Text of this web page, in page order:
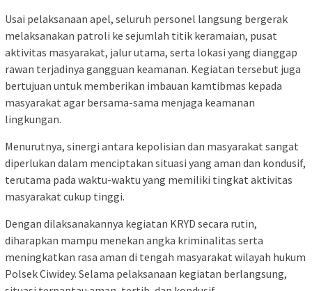
Usai pelaksanaan apel, seluruh personel langsung bergerak
melaksanakan patroli ke sejumlah titik keramaian, pusat
aktivitas masyarakat, jalur utama, serta lokasi yang dianggap
rawan terjadinya gangguan keamanan. Kegiatan tersebut juga
bertujuan untuk memberikan imbauan kamtibmas kepada
masyarakat agar bersama-sama menjaga keamanan
lingkungan.
Menurutnya, sinergi antara kepolisian dan masyarakat sangat
diperlukan dalam menciptakan situasi yang aman dan kondusif,
terutama pada waktu-waktu yang memiliki tingkat aktivitas
masyarakat cukup tinggi.
Dengan dilaksanakannya kegiatan KRYD secara rutin,
diharapkan mampu menekan angka kriminalitas serta
meningkatkan rasa aman di tengah masyarakat wilayah hukum
Polsek Ciwidey. Selama pelaksanaan kegiatan berlangsung,